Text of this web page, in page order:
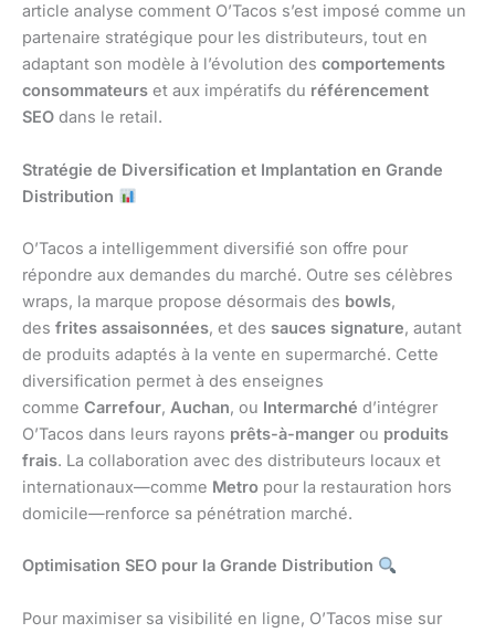
article analyse comment O’Tacos s’est imposé comme un
partenaire stratégique pour les distributeurs, tout en
adaptant son modèle à l’évolution des comportements
consommateurs et aux impératifs du référencement
SEO dans le retail.
Stratégie de Diversification et Implantation en Grande
Distribution
O’Tacos a intelligemment diversifié son offre pour
répondre aux demandes du marché. Outre ses célèbres
wraps, la marque propose désormais des bowls,
des frites assaisonnées, et des sauces signature, autant
de produits adaptés à la vente en supermarché. Cette
diversification permet à des enseignes
comme Carrefour, Auchan, ou Intermarché d’intégrer
O’Tacos dans leurs rayons prêts-à-manger ou produits
frais. La collaboration avec des distributeurs locaux et
internationaux—comme Metro pour la restauration hors
domicile—renforce sa pénétration marché.
Optimisation SEO pour la Grande Distribution
Pour maximiser sa visibilité en ligne, O’Tacos mise sur